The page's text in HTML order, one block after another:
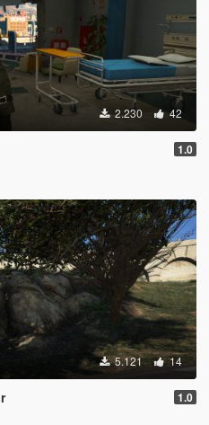
2.230 42
1.0
5.121 14
1.0